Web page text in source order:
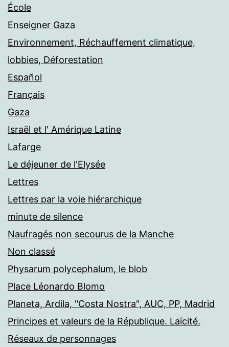
École
Enseigner Gaza
Environnement, Réchauffement climatique,
lobbies, Déforestation
Español
Français
Gaza
Israël et l' Amérique Latine
Lafarge
Le déjeuner de l'Elysée
Lettres
Lettres par la voie hiérarchique
minute de silence
Naufragés non secourus de la Manche
Non classé
Physarum polycephalum, le blob
Place Léonardo Blomo
Planeta, Ardila, "Costa Nostra", AUC, PP, Madrid
Principes et valeurs de la République. Laïcité.
Réseaux de personnages